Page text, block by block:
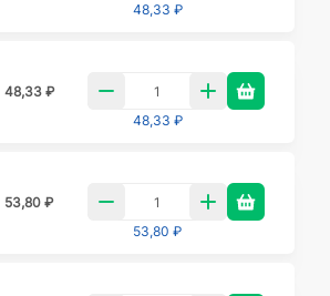
48,33 ₽
48,33 ₽
48,33 ₽
53,80 ₽
53,80 ₽